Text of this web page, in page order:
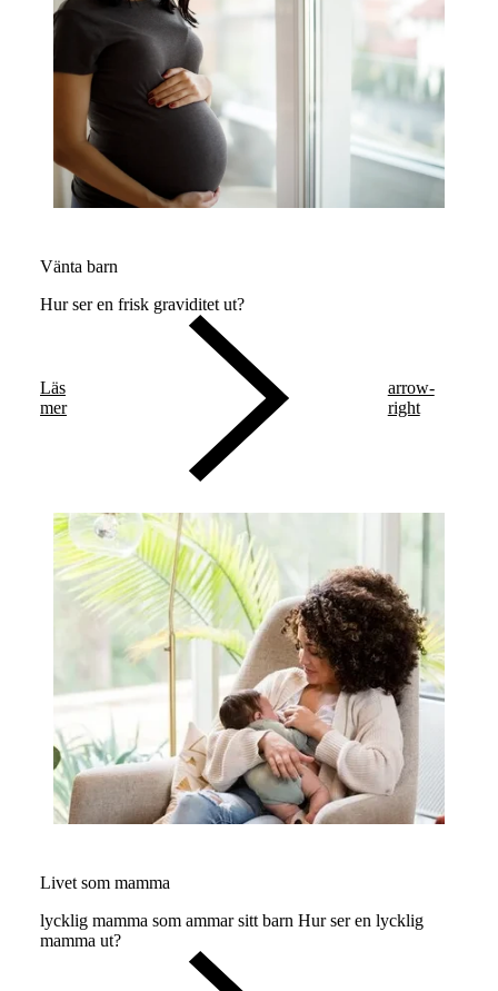
Vänta barn
Hur ser en frisk graviditet ut?
Läs
mer
arrow-
right
Livet som mamma
lycklig mamma som ammar sitt barn Hur ser en lycklig
mamma ut?